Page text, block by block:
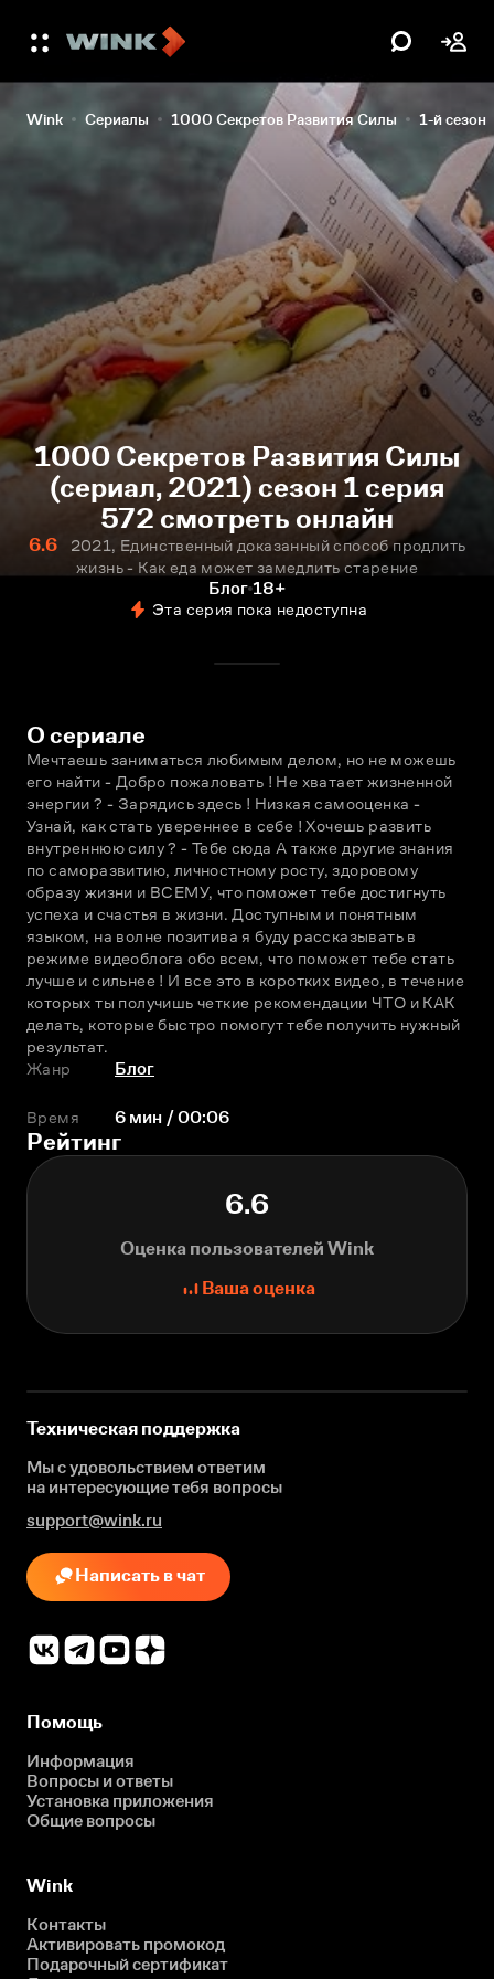
Wink Сериалы 1000 Секретов Развития Силы 1-й сезон
1000 Секретов Развития Силы
(сериал, 2021) сезон 1 серия
572 смотреть онлайн
6.6
2021, Единственный доказанный способ продлить
жизнь - Как еда может замедлить старение
Блог 18+
Эта серия пока недоступна
О сериале
Мечтаешь заниматься любимым делом, но не можешь
его найти - Добро пожаловать ! Не хватает жизненной
энергии ? - Зарядись здесь ! Низкая самооценка -
Узнай, как стать увереннее в себе ! Хочешь развить
внутреннюю силу ? - Тебе сюда А также другие знания
по саморазвитию, личностному росту, здоровому
образу жизни и ВСЕМУ, что поможет тебе достигнуть
успеха и счастья в жизни. Доступным и понятным
языком, на волне позитива я буду рассказывать в
режиме видеоблога обо всем, что поможет тебе стать
лучше и сильнее ! И все это в коротких видео, в течение
которых ты получишь четкие рекомендации ЧТО и КАК
делать, которые быстро помогут тебе получить нужный
результат.
Жанр
Блог
Время 6 мин / 00:06
Рейтинг
6.6
Оценка пользователей Wink
Ваша оценка
Техническая поддержка
Мы с удовольствием ответим
на интересующиетебя вопросы
support@wink.ru
Написать в чат
Помощь
Информация
Вопросы и ответы
Установка приложения
Общие вопросы
Wink
Контакты
Активировать промокод
Подарочный сертификат